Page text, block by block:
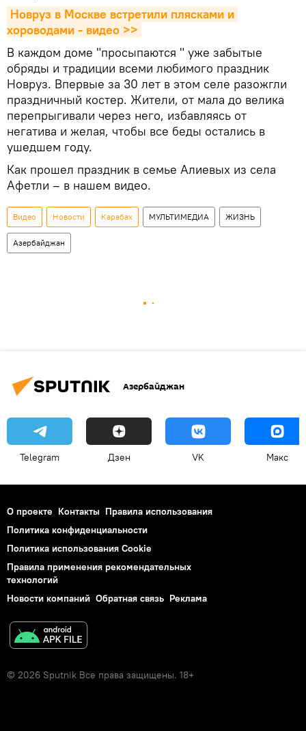
Новруз в Москве встретили плясками и
хороводами - видео >>
В каждом доме "просыпаются " уже забытые
обряды и традиции всеми любимого праздник
Новруз. Впервые за 30 лет в этом селе разожгли
праздничный костер. Жители, от мала до велика
перепрыгивали через него, избавляясь от
негатива и желая, чтобы все беды остались в
ушедшем году.
Как прошел праздник в семье Алиевых из села
Афетли – в нашем видео.
Видео Новости Карабах МУЛЬТИМЕДИА ЖИЗНЬ
Азербайджан
Азербайджан
Telegram Дзен VK Макс
О проекте Контакты Правила использования
Политика конфиденциальности
Политика использования Cookie
Правила применения рекомендательных
технологий
Новости компаний Обратная связь Реклама
© 2026 Sputnik Все права защищены. 18+